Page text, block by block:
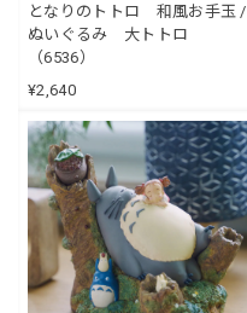
となりのトトロ 和風お手玉 /
ぬいぐるみ 大トトロ
（6536）
¥2,640